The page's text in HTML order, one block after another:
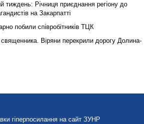
тиждень: Річниця приєднання регіону до
на Закарпатті
побили співробітників ТЦК
Віряни перекрили дорогу Долина-
гіперпосилання на сайт ЗУНР